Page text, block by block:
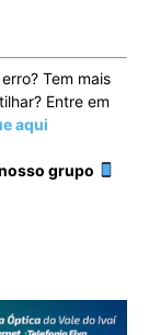
Tem mais
Entre em
aqui
grupo